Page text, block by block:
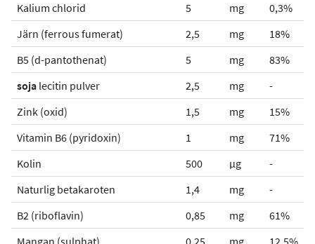
Kalium chlorid
5 mg
0,3%
Järn (ferrous fumerat)
2,5 mg
18%
B5 (d-pantothenat)
5 mg
83%
soja lecitin pulver 2,5 mg
-
Zink (oxid)
1,5 mg
15%
Vitamin B6 (pyridoxin)
1 mg
71%
Kolin
500 µg
-
Naturlig betakaroten
1,4 mg
-
B2 (riboflavin)
0,85 mg
61%
Mangan (sulphat)
0,25 mg 12,5%